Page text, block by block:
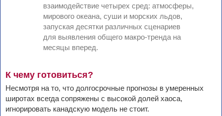
взаимодействие четырех сред: атмосферы,
мирового океана, суши и морских льдов,
запуская десятки различных сценариев
для выявления общего макро-тренда на
месяцы вперед.
К чему готовиться?
Несмотря на то, что долгосрочные прогнозы в умеренных
широтах всегда сопряжены с высокой долей хаоса,
игнорировать канадскую модель не стоит.